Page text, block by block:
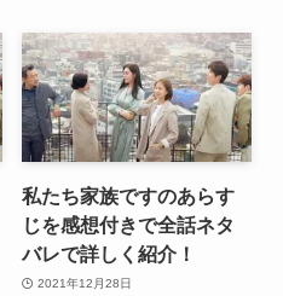
私たち家族ですのあらす
じを感想付きで全話ネタ
バレで詳しく紹介！
2021年12月28日